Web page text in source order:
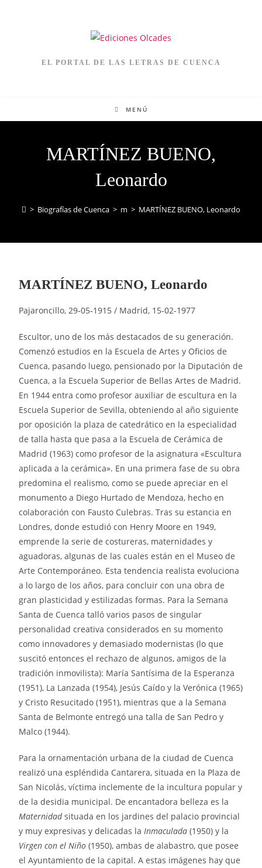
EL PORTAL DE LAS LETRAS DE CUENCA
MENÚ
MARTÍNEZ BUENO,
Leonardo
> Biografías de Cuenca > m > MARTÍNEZ BUENO, Leonardo
MARTÍNEZ BUENO, Leonardo
Pajaroncillo, 29‑05‑1915 / Madrid, 15-02-1977
Escultor, uno de los más destacados de su generación.
Comenzó estudios en la Escuela de Artes y Oficios de
Cuenca, pasando luego, pensionado por la Diputación de
Cuenca, a la Escuela Superior de Bellas Artes de Madrid.
En 1944 entra como profesor auxiliar de escultura en la
Escuela Superior de Sevilla, obteniendo al año siguiente
por oposición la plaza de catedrático en la especialidad
de talla hasta que pasa a la Escuela de Cerámica de
Madrid (1963) como profesor de la asignatura «Escultura
aplicada a la cerámica». En una primera fase de su obra
predomina el realismo, como se puede apreciar en el
monumento a Diego Hurtado de Mendoza, hecho en
colaboración con Fausto Culebras. Tras su estancia en
Londres, donde estudió con Henry Moore en 1949,
emprende la serie de costureras, maternidades y
aguadoras, algunas de las cuales están en el Museo de
Arte Contemporáneo. Esta tendencia realista evoluciona
a lo largo de los años, para concluir con una obra de
gran plasticidad y estilizadas formas. Para la Semana
Santa de Cuenca talló varios pasos de singular
personalidad creativa considerados en su momento
como innovadores y demasiado modernistas (lo que
suscitó entonces el rechazo de algunos, amigos de la
tradición inmovilista): María Santísima de la Esperanza
(1951), La Lanzada (1954), Jesús Caído y la Verónica (1965)
y Cristo Resucitado (1951), mientras que a la Semana
Santa de Belmonte entregó una talla de San Pedro y
Malco (1944).
Para la ornamentación urbana de la ciudad de Cuenca
realizó una espléndida Cantarera, situada en la Plaza de
San Nicolás, víctima inclemente de la incultura popular y
de la desidia municipal. De encantadora belleza es la
Maternidadsituada en los jardines del palacio provincial
y muy expresivas y delicadas la Inmaculada(1950) y la
Virgen con el Niño(1950), ambas de alabastro, que posee
el Ayuntamiento de la capital. A estas imágenes hay que